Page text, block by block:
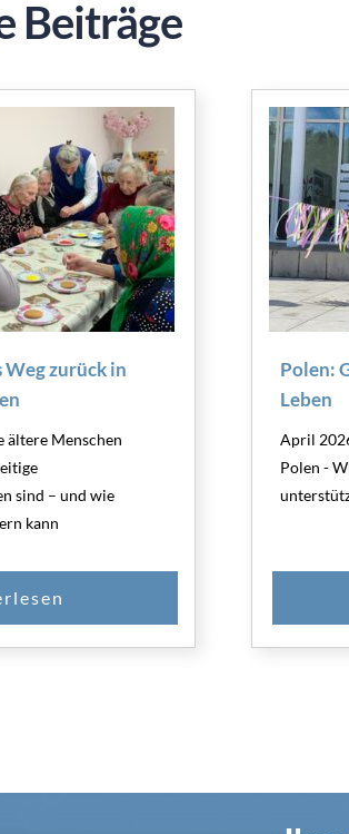
Beiträge
zurück in
ältere Menschen
sind – und wie
kann
Polen:
Leben
April
Polen -